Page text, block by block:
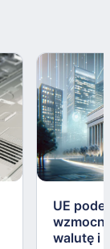
UE
walutę i